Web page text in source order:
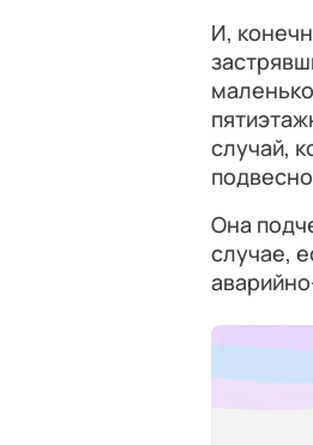
И,
случай,
Она
случае,